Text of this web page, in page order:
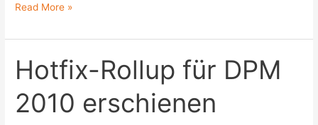
Neulich
meinem
Windows
Handy
Read More »
Hotfix-Rollup für DPM
2010 erschienen